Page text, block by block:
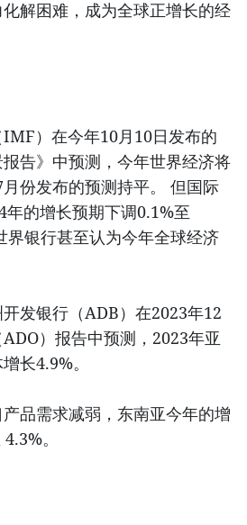
解困难，成为全球正增长的经
）在今年10月10日发布的
报告》中预测，今年世界经济将
份发布的预测持平。 但国际
的增长预期下调0.1%至
界银行甚至认为今年全球经济
发银行（ADB）在2023年12
）报告中预测，2023年亚
长4.9%。
品需求减弱，东南亚今年的增
。